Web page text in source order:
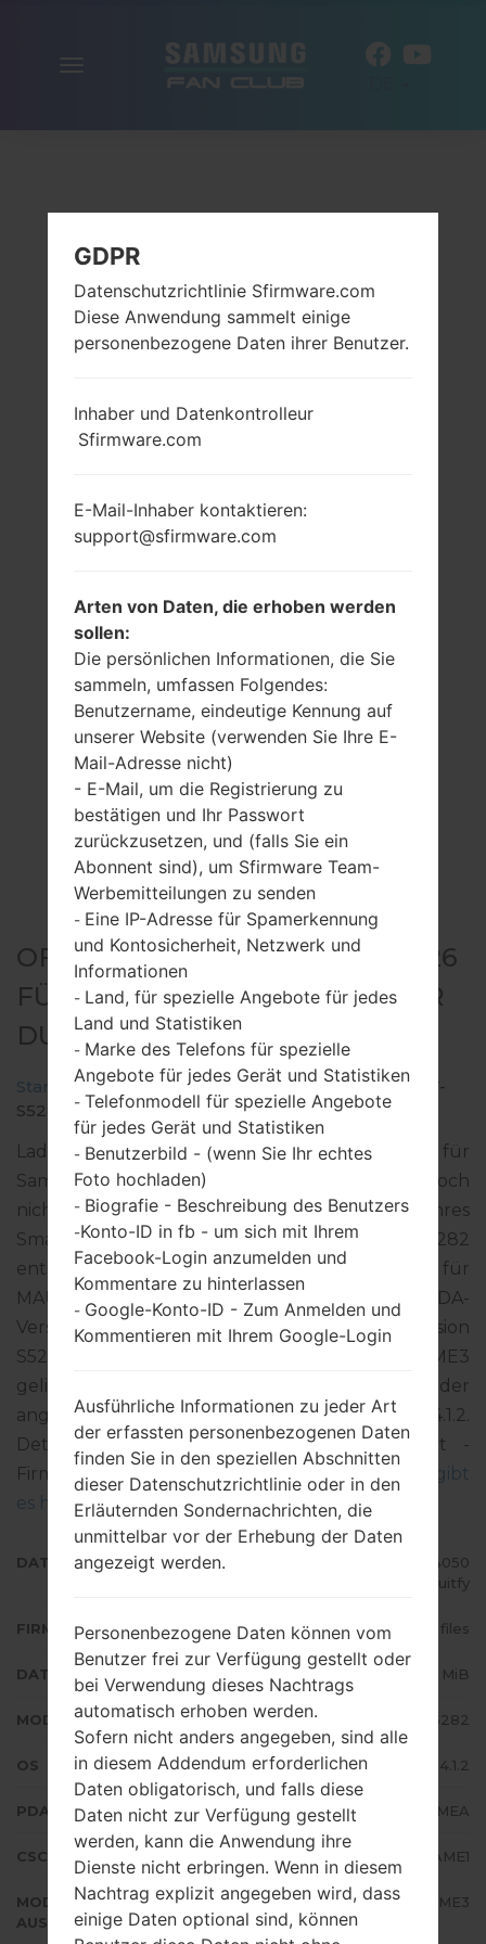
OFFIZIELLER FIRMWARE #5326
FÜR GT-S5282 - SAMSUNGSTAR
DUOS
Startseite →Star Duos →SamsungGT-S5282 →
GT-
S5282_MRT_1_20140407104050_tf8z2uitfy.zip
Laden Sie das neueste Firmware-Update für
Samsung Star Duos herunter. Vergessen Sie jedoch
nicht zu überprüfen, ob die Modellnummer Ihres
Smartphones dem angegebenen GT-S5282
entspricht. Der Firmware-Code MRT ist für
MAURITANIA. Das Produkt wird mit der PDA-
Version S5282XXAMEA und CSC-Version
S5282OJVAME1, MODEM-Version S5282XXAME3
geliefert. Die Betriebssystemversion der
angegebenen Firmware ist Android Jelly Bean 4.1.2.
Detalierte Anleitung, wie man die Standart -
Firmware auf Samsung-Geräten geflascht wird,
gibt
es hier
DATEINAME
GT-S5282_MRT_1_20140407104050
_tf8z2uitfy
FIRMWARE TYP 4 files
DATEIGRÖSSE 497.78 MiB
MODELL Samsung GT-S5282
OS Android Jelly Bean 4.1.2
PDA/AP AUSFÜHRUNG S5282XXAMEA
CSC AUSFÜHRUNG S5282OJVAME1
MODEM/CP
AUSFÜHRUNG
S5282XXAME3
GDPR
Datenschutzrichtlinie Sfirmware.com
Diese Anwendung sammelt einige
personenbezogene Daten ihrer Benutzer.
Inhaber und Datenkontrolleur
Sfirmware.com
E-Mail-Inhaber kontaktieren:
support@sfirmware.com
Arten von Daten, die erhoben werden
sollen:
Die persönlichen Informationen, die Sie
sammeln, umfassen Folgendes:
Benutzername, eindeutige Kennung auf
unserer Website (verwenden Sie Ihre E-
Mail-Adresse nicht)
- E-Mail, um die Registrierung zu
bestätigen und Ihr Passwort
zurückzusetzen, und (falls Sie ein
Abonnent sind), um Sfirmware Team-
Werbemitteilungen zu senden
- Eine IP-Adresse für Spamerkennung
und Kontosicherheit, Netzwerk und
Informationen
- Land, für spezielle Angebote für jedes
Land und Statistiken
- Marke des Telefons für spezielle
Angebote für jedes Gerät und Statistiken
- Telefonmodell für spezielle Angebote
für jedes Gerät und Statistiken
- Benutzerbild - (wenn Sie Ihr echtes
Foto hochladen)
- Biografie - Beschreibung des Benutzers
-Konto-ID in fb - um sich mit Ihrem
Facebook-Login anzumelden und
Kommentare zu hinterlassen
- Google-Konto-ID - Zum Anmelden und
Kommentieren mit Ihrem Google-Login
Ausführliche Informationen zu jeder Art
der erfassten personenbezogenen Daten
finden Sie in den speziellen Abschnitten
dieser Datenschutzrichtlinie oder in den
Erläuternden Sondernachrichten, die
unmittelbar vor der Erhebung der Daten
angezeigt werden.
Personenbezogene Daten können vom
Benutzer frei zur Verfügung gestellt oder
bei Verwendung dieses Nachtrags
automatisch erhoben werden.
Sofern nicht anders angegeben, sind alle
in diesem Addendum erforderlichen
Daten obligatorisch, und falls diese
Daten nicht zur Verfügung gestellt
werden, kann die Anwendung ihre
Dienste nicht erbringen. Wenn in diesem
Nachtrag explizit angegeben wird, dass
einige Daten optional sind, können